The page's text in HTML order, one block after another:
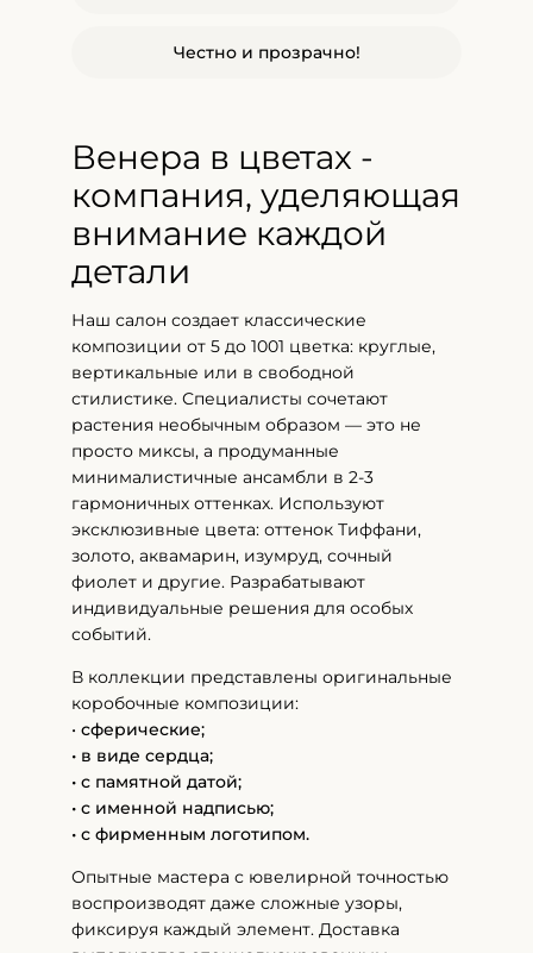
Честно и прозрачно!
Венера в цветах -
компания, уделяющая
внимание каждой
детали
Наш салон создает классические
композиции от 5 до 1001 цветка: круглые,
вертикальные или в свободной
стилистике. Специалисты сочетают
растения необычным образом — это не
просто миксы, а продуманные
минималистичные ансамбли в 2-3
гармоничных оттенках. Используют
эксклюзивные цвета: оттенок Тиффани,
золото, аквамарин, изумруд, сочный
фиолет и другие. Разрабатывают
индивидуальные решения для особых
событий.
В коллекции представлены оригинальные
коробочные композиции:
• сферические;
• в виде сердца;
• с памятной датой;
• с именной надписью;
• с фирменным логотипом.
Опытные мастера с ювелирной точностью
воспроизводят даже сложные узоры,
фиксируя каждый элемент. Доставка